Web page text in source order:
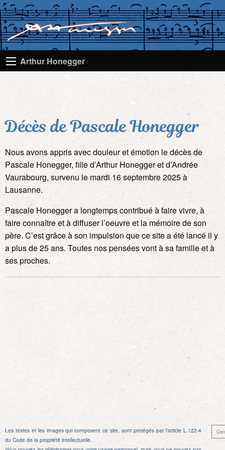
Arthur Honegger
Décès de Pascale Honegger
Nous avons appris avec douleur et émotion le décès de
Pascale Honegger, fille d’Arthur Honegger et d’Andrée
Vaurabourg, survenu le mardi 16 septembre 2025 à
Lausanne.
Pascale Honegger a longtemps contribué à faire vivre, à
faire connaître et à diffuser l’oeuvre et la mémoire de son
père. C’est grâce à son impulsion que ce site a été lancé il y
a plus de 25 ans. Toutes nos pensées vont à sa famille et à
ses proches.
Les textes et les images qui composent ce site, sont protégés par l'article L.122-4
du Code de la propriété intellectuelle.